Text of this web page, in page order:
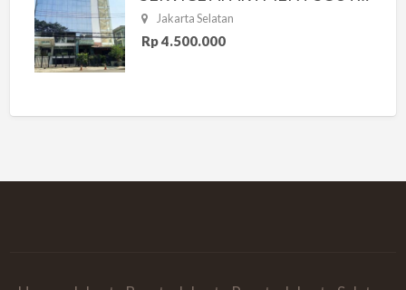
Jakarta Selatan
Rp 4.500.000